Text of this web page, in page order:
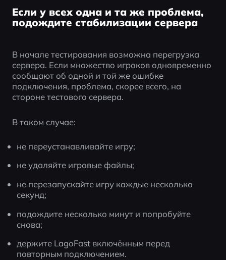
Если у всех одна и та же проблема,
подождите стабилизации сервера
В начале тестирования возможна перегрузка
сервера. Если множество игроков одновременно
сообщают об одной и той же ошибке
подключения, проблема, скорее всего, на
стороне тестового сервера.
В таком случае:
не переустанавливайте игру;
не удаляйте игровые файлы;
не перезапускайте игру каждые несколько
секунд;
подождите несколько минут и попробуйте
снова;
держите LagoFast включённым перед
повторным подключением.